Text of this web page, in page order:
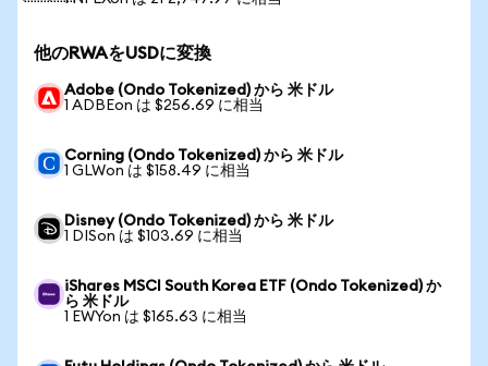
他のRWAをUSDに変換
Adobe (Ondo Tokenized) から 米ドル
1 ADBEon は $256.69 に相当
Corning (Ondo Tokenized) から 米ドル
1 GLWon は $158.49 に相当
Disney (Ondo Tokenized) から 米ドル
1 DISon は $103.69 に相当
iShares MSCI South Korea ETF (Ondo Tokenized) か
ら 米ドル
1 EWYon は $165.63 に相当